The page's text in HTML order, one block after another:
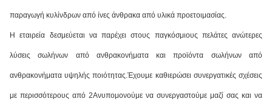
παραγωγή κυλίνδρων από ίνες άνθρακα από υλικά προετοιμασίας.
Η εταιρεία δεσμεύεται να παρέχει στους παγκόσμιους πελάτες ανώτερες
λύσεις σωλήνων από ανθρακονήματα και προϊόντα σωλήνων από
ανθρακονήματα υψηλής ποιότητας.Έχουμε καθιερώσει συνεργατικές σχέσεις
με περισσότερους από 2Ανυπομονούμε να συνεργαστούμε μαζί σας και να